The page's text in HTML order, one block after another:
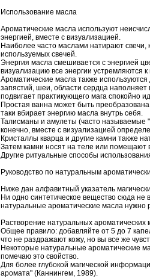
Использование масла
Ароматические масла используют
энергией, вместе с визуализацией.
Наиболее часто маслами натирают свечи,
используемых свечей.
Энергия масла смешивается с энергией
визуализацию все энергии устремляются к
Ароматические масла также
запястий, шеи, области сердца
подвигает практикующего мага спокойно
Простая ванна может быть
таки вбирает энергию масла внутрь себя.
Талисманы и амулеты (часто называемые
конечно, вместе с визуализацией
Кристаллы кварца и другие камни также
Затем камни носят на теле или помещают
Другие ритуальные способы
Руководство по натуральным
Ниже дан алфавитный указатель
Ни одно синтетическое вещество сюда
натуральные ароматические масла нужно
Растворение натуральных ароматических
Общее правило: добавляйте от 5 до 7
что не раздражают кожу, но вы все же
Некоторые натуральные ароматические
помечаю это свойство.
Для более глубокой магической
аромата" (Каннингем, 1989).